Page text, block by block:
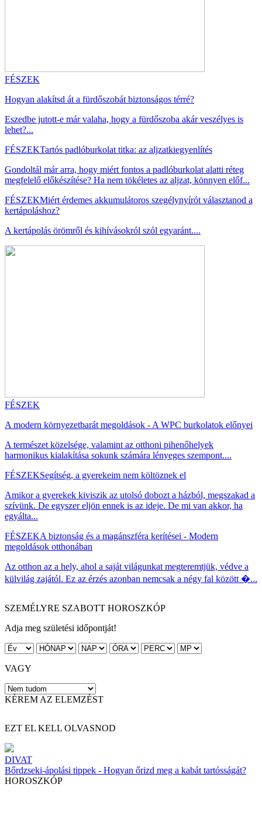
FÉSZEK
Hogyan alakítsd át a fürdőszobát biztonságos térré?
Eszedbe jutott-e már valaha, hogy a fürdőszoba akár veszélyes is
lehet?...
FÉSZEKTartós padlóburkolat titka: az aljzatkiegyenlítés
Gondoltál már arra, hogy miért fontos a padlóburkolat alatti réteg
megfelelő előkészítése? Ha nem tökéletes az aljzat, könnyen előf...
FÉSZEKMiért érdemes akkumulátoros szegélynyírót választanod a
kertápoláshoz?
A kertápolás örömről és kihívásokról szól egyaránt....
FÉSZEK
A modern környezetbarát megoldások - A WPC burkolatok előnyei
A természet közelsége, valamint az otthoni pihenőhelyek
harmonikus kialakítása sokunk számára lényeges szempont....
FÉSZEKSegítség, a gyerekeim nem költöznek el
Amikor a gyerekek kiviszik az utolsó dobozt a házból, megszakad a
szívünk. De egyszer eljön ennek is az ideje. De mi van akkor, ha
egyálta...
FÉSZEKA biztonság és a magánszféra kerítései - Modern
megoldások otthonában
Az otthon az a hely, ahol a saját világunkat megteremtjük, védve a
külvilág zajától. Ez az érzés azonban nemcsak a négy fal között �...
SZEMÉLYRE SZABOTT HOROSZKÓP
Adja meg születési időpontját!
VAGY
KÉREM AZ ELEMZÉST
EZT EL KELL OLVASNOD
DIVAT
Bőrdzseki-ápolási tippek - Hogyan őrizd meg a kabát tartósságát?
HOROSZKÓP